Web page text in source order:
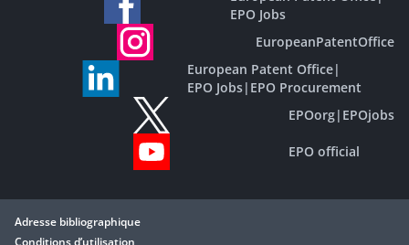
EPO Jobs
EuropeanPatentOffice
European Patent Office|
EPO Jobs| EPO Procurement
EPOorg| EPOjobs
EPO official
Adresse bibliographique
Conditions d’utilisation